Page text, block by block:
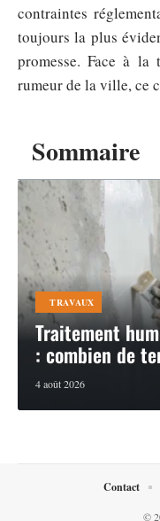
Sommaire
TRAVAUX
Traitement
: combien de
4 août 2026
contraintes
toujours la plus
promesse. Face à
rumeur de la ville, ce
©
Contact